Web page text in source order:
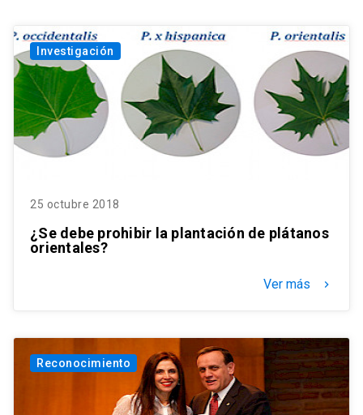
Investigación
25 octubre 2018
¿Se debe prohibir la plantación de plátanos
orientales?
Ver más keyboard_arrow_right
Reconocimiento